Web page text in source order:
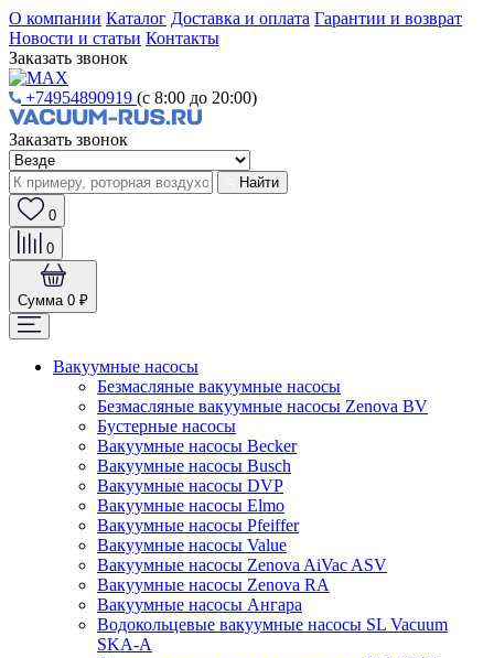
О компании Каталог Доставка и оплата Гарантии и возврат
Новости и статьи Контакты
Заказать звонок
+74954890919 (с 8:00 до 20:00)
Заказать звонок
Найти
0
0
Сумма 0 ₽
Вакуумные насосы
Безмасляные вакуумные насосы
Безмасляные вакуумные насосы Zenova BV
Бустерные насосы
Вакуумные насосы Becker
Вакуумные насосы Busch
Вакуумные насосы DVP
Вакуумные насосы Elmo
Вакуумные насосы Pfeiffer
Вакуумные насосы Value
Вакуумные насосы Zenova AiVac ASV
Вакуумные насосы Zenova RA
Вакуумные насосы Ангара
Водокольцевые вакуумные насосы SL Vacuum
SKA-A